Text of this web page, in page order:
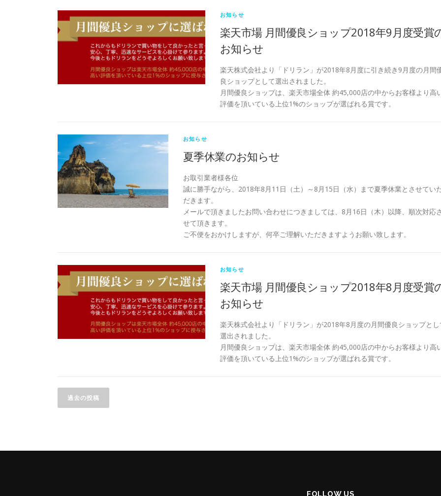
お知らせ
楽天市場 月間優良ショップ2018年9月度受賞
お知らせ
楽天株式会社より「ドリラン」が2018年8月度に引き続き9月度の月間
良ショップとして選出されました。
月間優良ショップは、楽天市場全体 約45,000店の中からお客様より高
評価を頂いている上位1%のショップが選ばれる賞です。
お知らせ
夏季休業のお知らせ
お取引業者様各位
誠に勝手ながら、2018年8月11日（土）～8月15日（水）まで夏季休業とさせてい
だきます。
メールで頂きましたお問い合わせにつきましては、8月16日（木）以降、順次対応さ
せて頂きます。
ご不便をおかけしますが、何卒ご理解いただきますようお願い致します。
お知らせ
楽天市場 月間優良ショップ2018年8月度受賞
お知らせ
楽天株式会社より「ドリラン」が2018年8月度の月間優良ショップとし
選出されました。
月間優良ショップは、楽天市場全体 約45,000店の中からお客様より高
評価を頂いている上位1%のショップが選ばれる賞です。
投
稿過去の投稿
FOLLOW US